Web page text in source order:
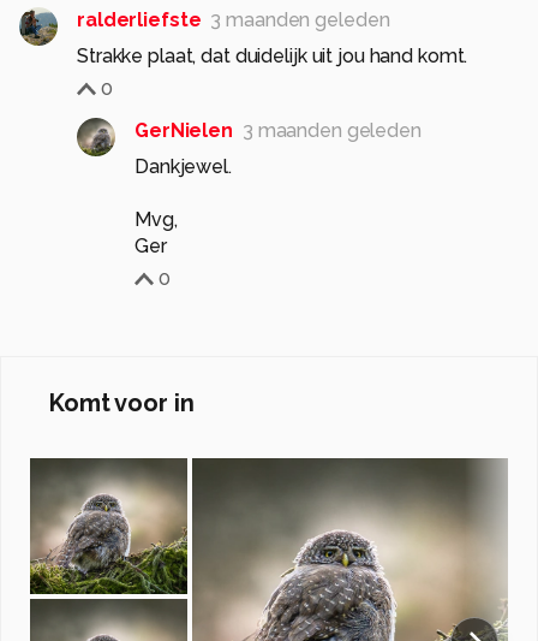
ralderliefste 3 maanden geleden
Strakke plaat, dat duidelijk uit jou hand komt.
0
GerNielen 3 maanden geleden
Dankjewel.
Mvg,
Ger
0
Komt voor in